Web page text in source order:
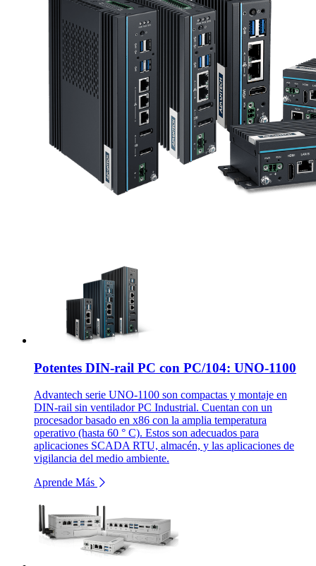
Potentes DIN-rail PC con PC/104: UNO-1100
Advantech serie UNO-1100 son compactas y montaje en
DIN-rail sin ventilador PC Industrial. Cuentan con un
procesador basado en x86 con la amplia temperatura
operativo (hasta 60 ° C). Estos son adecuados para
aplicaciones SCADA RTU, almacén, y las aplicaciones de
vigilancia del medio ambiente.
Aprende Más